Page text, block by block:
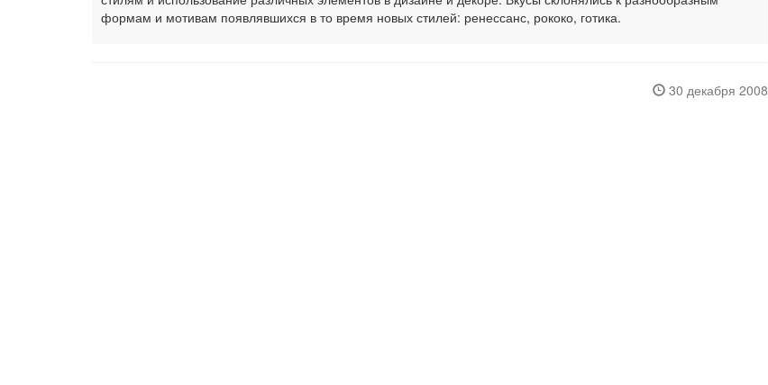
формам и мотивам появлявшихся в то время новых стилей: ренессанс, рококо, готика.
30 декабря 2008